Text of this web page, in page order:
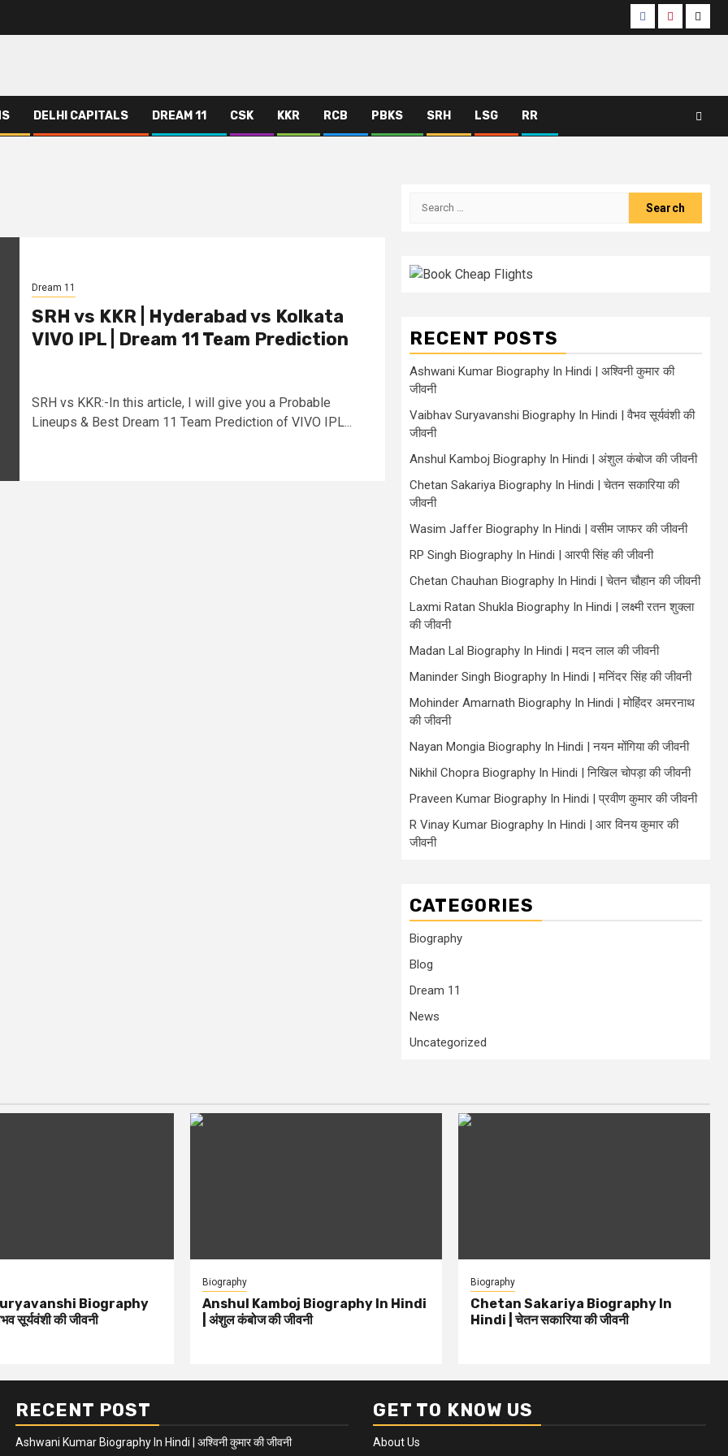
DELHI CAPITALS DREAM 11 CSK KKR RCB PBKS SRH LSG RR
Dream 11
SRH vs KKR | Hyderabad vs Kolkata
VIVO IPL | Dream 11 Team Prediction
SRH vs KKR:-In this article, I will give you a Probable
Lineups & Best Dream 11 Team Prediction of VIVO IPL...
RECENT POSTS
Ashwani Kumar Biography In Hindi | अश्विनी कुमार की
जीवनी
Vaibhav Suryavanshi Biography In Hindi | वैभव सूर्यवंशी की
जीवनी
Anshul Kamboj Biography In Hindi | अंशुल कंबोज की जीवनी
Chetan Sakariya Biography In Hindi | चेतन सकारिया की
जीवनी
Wasim Jaffer Biography In Hindi | वसीम जाफर की जीवनी
RP Singh Biography In Hindi | आरपी सिंह की जीवनी
Chetan Chauhan Biography In Hindi | चेतन चौहान की जीवनी
Laxmi Ratan Shukla Biography In Hindi | लक्ष्मी रतन शुक्ला
की जीवनी
Madan Lal Biography In Hindi | मदन लाल की जीवनी
Maninder Singh Biography In Hindi | मनिंदर सिंह की जीवनी
Mohinder Amarnath Biography In Hindi | मोहिंदर अमरनाथ
की जीवनी
Nayan Mongia Biography In Hindi | नयन मोंगिया की जीवनी
Nikhil Chopra Biography In Hindi | निखिल चोपड़ा की जीवनी
Praveen Kumar Biography In Hindi | प्रवीण कुमार की जीवनी
R Vinay Kumar Biography In Hindi | आर विनय कुमार की
जीवनी
CATEGORIES
Biography
Blog
Dream 11
News
Uncategorized
Biography
सूर्यवंशी की जीवनी
Biography
Anshul Kamboj Biography In Hindi
| अंशुल कंबोज की जीवनी
Biography
Chetan Sakariya Biography In
Hindi | चेतन सकारिया की जीवनी
RECENT POST
Ashwani Kumar Biography In Hindi | अश्विनी कुमार की जीवनी
GET TO KNOW US
About Us